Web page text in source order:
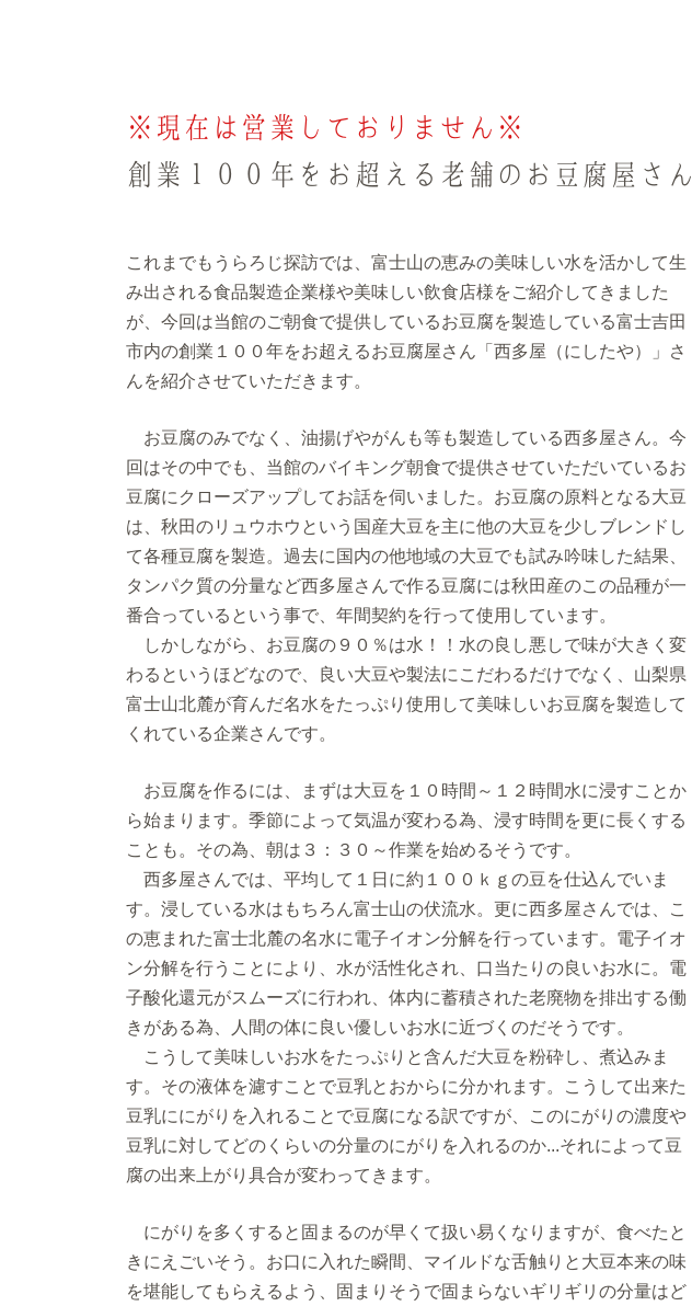
※現在は営業しておりません※
創業１００年をお超える老舗のお豆腐屋さん
これまでもうらろじ探訪では、富士山の恵みの美味しい水を活かして生
み出される食品製造企業様や美味しい飲食店様をご紹介してきました
が、今回は当館のご朝食で提供しているお豆腐を製造している富士吉田
市内の創業１００年をお超えるお豆腐屋さん「西多屋（にしたや）」さ
んを紹介させていただきます。
お豆腐のみでなく、油揚げやがんも等も製造している西多屋さん。今
回はその中でも、当館のバイキング朝食で提供させていただいているお
豆腐にクローズアップしてお話を伺いました。お豆腐の原料となる大豆
は、秋田のリュウホウという国産大豆を主に他の大豆を少しブレンドし
て各種豆腐を製造。過去に国内の他地域の大豆でも試み吟味した結果、
タンパク質の分量など西多屋さんで作る豆腐には秋田産のこの品種が一
番合っているという事で、年間契約を行って使用しています。
しかしながら、お豆腐の９０％は水！！水の良し悪しで味が大きく変
わるというほどなので、良い大豆や製法にこだわるだけでなく、山梨県
富士山北麓が育んだ名水をたっぷり使用して美味しいお豆腐を製造して
くれている企業さんです。
お豆腐を作るには、まずは大豆を１０時間～１２時間水に浸すことか
ら始まります。季節によって気温が変わる為、浸す時間を更に長くする
ことも。その為、朝は３：３０～作業を始めるそうです。
西多屋さんでは、平均して１日に約１００ｋｇの豆を仕込んでいま
す。浸している水はもちろん富士山の伏流水。更に西多屋さんでは、こ
の恵まれた富士北麓の名水に電子イオン分解を行っています。電子イオ
ン分解を行うことにより、水が活性化され、口当たりの良いお水に。電
子酸化還元がスムーズに行われ、体内に蓄積された老廃物を排出する働
きがある為、人間の体に良い優しいお水に近づくのだそうです。
こうして美味しいお水をたっぷりと含んだ大豆を粉砕し、煮込みま
す。その液体を濾すことで豆乳とおからに分かれます。こうして出来た
豆乳ににがりを入れることで豆腐になる訳ですが、このにがりの濃度や
豆乳に対してどのくらいの分量のにがりを入れるのか...それによって豆
腐の出来上がり具合が変わってきます。
にがりを多くすると固まるのが早くて扱い易くなりますが、食べたと
きにえごいそう。お口に入れた瞬間、マイルドな舌触りと大豆本来の味
を堪能してもらえるよう、固まりそうで固まらないギリギリの分量はど